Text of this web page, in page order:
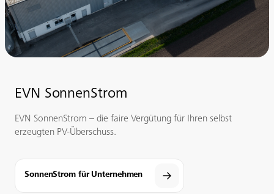
EVN SonnenStrom
EVN SonnenStrom – die faire Vergütung für Ihren selbst
erzeugten PV-Überschuss.
SonnenStrom für Unternehmen